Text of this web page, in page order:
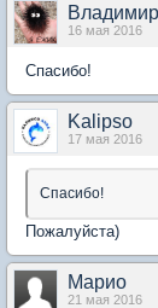
16 мая 2016
Спасибо!
Kalipso
17 мая 2016
Спасибо!
Пожалуйста)
Марио
21 мая 2016